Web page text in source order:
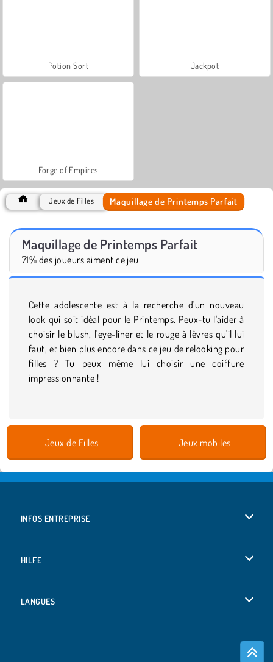
Potion Sort Jackpot
Forge of Empires
Jeux de Filles Maquillage de Printemps Parfait
Maquillage de Printemps Parfait
71% des joueurs aiment ce jeu
Cette adolescente est à la recherche d'un nouveau
look qui soit idéal pour le Printemps. Peux-tu l'aider à
choisir le blush, l'eye-liner et le rouge à lèvres qu'il lui
faut, et bien plus encore dans ce jeu de relooking pour
filles ? Tu peux même lui choisir une coiffure
impressionnante !
Jeux de Filles Jeux mobiles
INFOS ENTREPRISE
HILFE
LANGUES